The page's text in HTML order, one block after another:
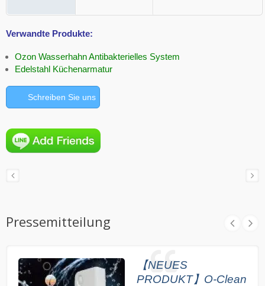
Verwandte Produkte:
Ozon Wasserhahn Antibakterielles System
Edelstahl Küchenarmatur
Schreiben Sie uns
Pressemitteilung
【NEUES
PRODUKT】O-Clean